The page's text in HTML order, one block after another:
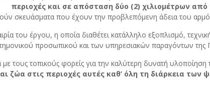
περιοχές και σε απόσταση δύο (2) χιλιομέτρων από
σκευάσματα που έχουν την προβλεπόμενη άδεια του
του έργου, η οποία διαθέτει κατάλληλο εξοπλισμό, τεχνική
προσωπικού και των υπηρεσιακών παραγόντων της
με τους τοπικούς φορείς για την καλύτερη δυνατή
ζώα στις περιοχές αυτές καθ’ όλη τη διάρκεια των